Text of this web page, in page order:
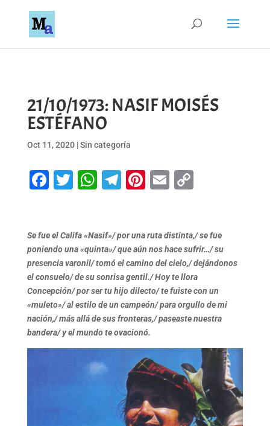
21/10/1973: NASIF MOISÉS
ESTÉFANO
Oct 11, 2020|Sin categoría
Facebook
Twitter
WhatsApp
Telegram
Pinterest
EmailCopy
Se fue el Califa «Nasif»/ por una ruta distinta,/ se fue
poniendo una «quinta»/ que aún nos hace sufrir…/ su
presencia varonil/ tomó el camino del cielo,/ dejándonos
el consuelo/ de su sonrisa gentil./ Hoy te llora
Concepción/ por ser tu hijo dilecto/ te fuiste con un
«muleto»/ al estilo de un campeón/ para orgullo de mi
nación,/ más allá de sus fronteras,/ paseaste nuestra
bandera/ y el mundo te ovacionó.